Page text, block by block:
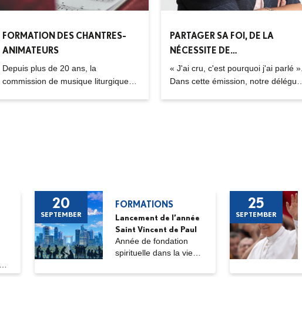
FORMATION DES CHANTRES-
ANIMATEURS
Depuis plus de 20 ans, la
commission de musique liturgique
PARTAGER SA FOI, DE LA
NÉCESSITE DE
L’ÉVANGÉLISATION
« J'ai cru, c'est pourquoi j'ai parlé ».
Dans cette émission, notre déléguée
20
SEPTEMBER
FORMATIONS
Lancement de l’année
Saint Vincent de Paul
Année de fondation
spirituelle dans la vie
25
SEPTEMBER